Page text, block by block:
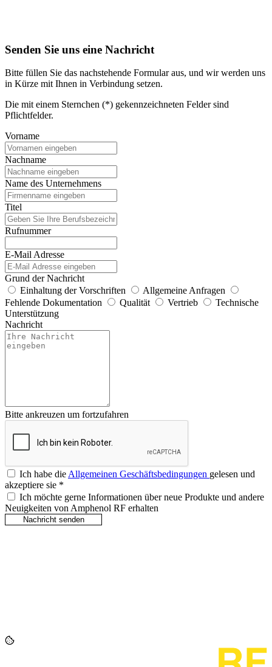
Senden Sie uns eine Nachricht
Bitte füllen Sie das nachstehende Formular aus, und wir werden uns
in Kürze mit Ihnen in Verbindung setzen.
Die mit einem Sternchen (*) gekennzeichneten Felder sind
Pflichtfelder.
Vorname
Nachname
Name des Unternehmens
Titel
Rufnummer
E-Mail Adresse
Grund der Nachricht
Einhaltung der Vorschriften
Allgemeine Anfragen
Fehlende Dokumentation
Qualität Vertrieb
Technische
Unterstützung
Nachricht
Bitte ankreuzen um fortzufahren
Ich habe dieAllgemeinen Geschäftsbedingungen gelesen und
akzeptiere sie *
Ich möchte gerne Informationen über neue Produkte und andere
Neuigkeiten von Amphenol RF erhalten